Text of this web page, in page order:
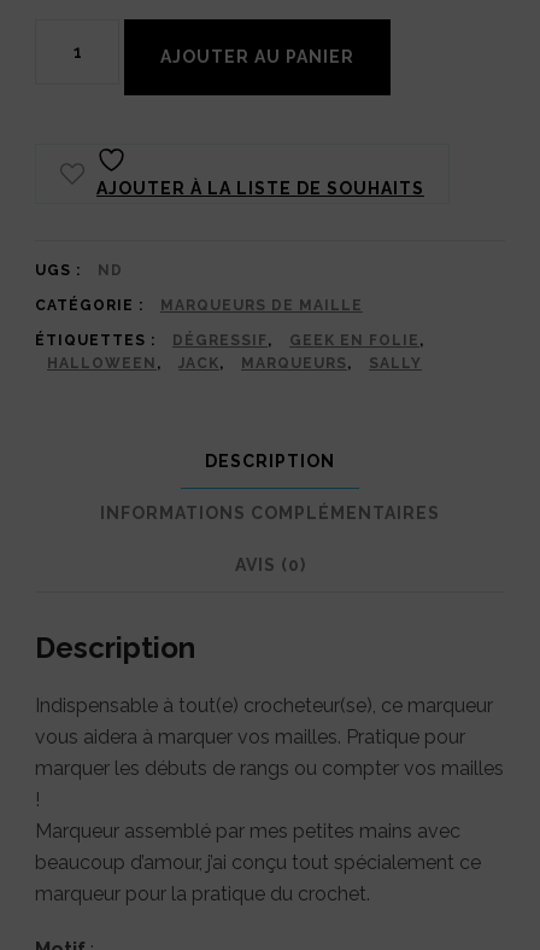
de
maille
et
Sally
AJOUTER AU PANIER
AJOUTER À LA LISTE DE SOUHAITS
UGS : ND
CATÉGORIE : MARQUEURS DE MAILLE
ÉTIQUETTES : DÉGRESSIF , GEEK EN FOLIE ,
HALLOWEEN , JACK, MARQUEURS , SALLY
DESCRIPTION
INFORMATIONS COMPLÉMENTAIRES
AVIS (0)
Description
Indispensable à tout(e) crocheteur(se), ce marqueur
vous aidera à marquer vos mailles. Pratique pour
marquer les débuts de rangs ou compter vos mailles
!
Marqueur assemblé par mes petites mains avec
beaucoup d’amour, j’ai conçu tout spécialement ce
marqueur pour la pratique du crochet.